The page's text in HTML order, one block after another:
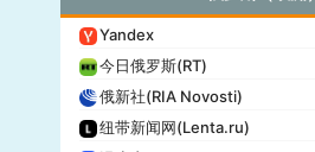
Yandex
今日俄罗斯(RT)
俄新社(RIA Novosti)
纽带新闻网(Lenta.ru)